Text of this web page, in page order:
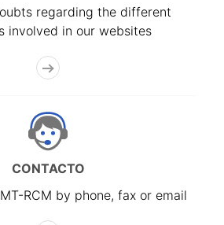
regarding the different
involved in our websites
CONTACTO
RCM by phone, fax or email